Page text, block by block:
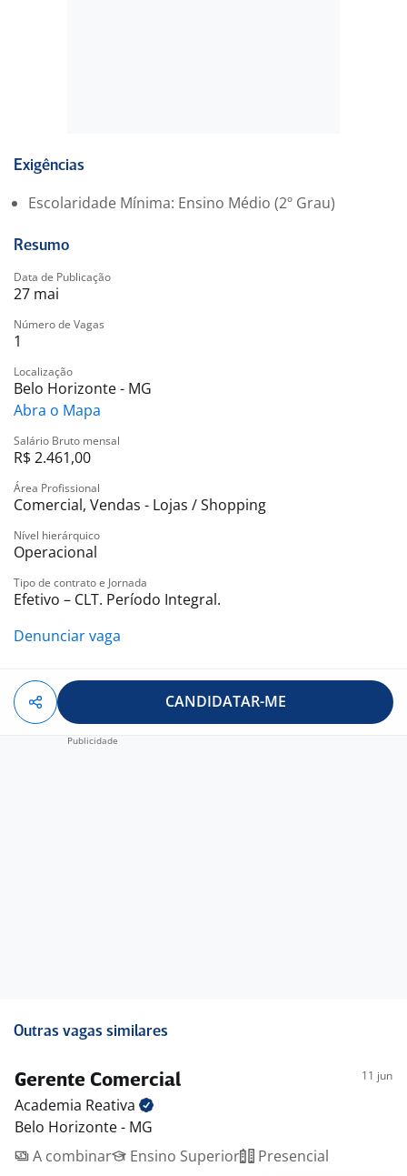
Ambiente de trabalho colaborativo e inovador
Benefícios competitivos e ambiente de trabalho
acolhedor
Quem assumir a função terá a chance de impactar
diretamente a satisfação dos clientes e o crescimento
da equipe, contribuindo para um ambiente de trabalho
positivo e produtivo.
Exigências
Escolaridade Mínima: Ensino Médio (2º Grau)
Resumo
Data de Publicação
27 mai
Número de Vagas
1
Localização
Belo Horizonte - MG
Abra o Mapa
Salário Bruto mensal
R$ 2.461,00
Área Profissional
Comercial, Vendas - Lojas / Shopping
Nível hierárquico
Operacional
Tipo de contrato e Jornada
Efetivo – CLT. Período Integral.
Denunciar vaga
CANDIDATAR-ME
Outras vagas similares
Gerente Comercial 11 jun
Academia Reativa
Belo Horizonte - MG
A combinar
Ensino Superior Presencial